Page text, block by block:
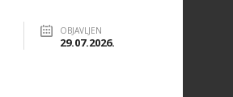
OBJAVLJEN
29.07.2026.